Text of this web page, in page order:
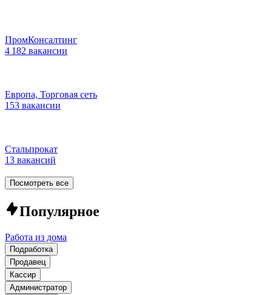
ПромКонсалтинг
4 182 вакансии
Европа, Торговая сеть
153 вакансии
Стальпрокат
13 вакансий
Посмотреть все
Популярное
Работа из дома
Подработка
Продавец
Кассир
Администратор